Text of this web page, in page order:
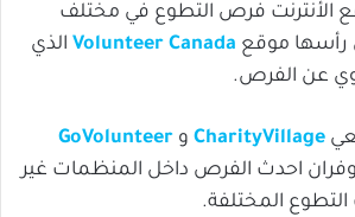
الأنترنت فرص التطوع في مختلف
رأسها موقع Volunteer Canada الذي
عن الفرص.
CharityVillage و GoVolunteer
احدث الفرص داخل المنظمات غير
المختلفة.